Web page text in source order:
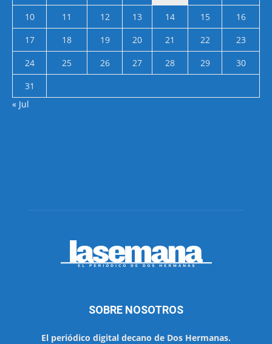
10
11 12 13 14 15
16
17
18 19 20 21 22
23
24
25 26 27 28 29
30
31
« Jul
SOBRE NOSOTROS
El periódico digital decano de Dos Hermanas.